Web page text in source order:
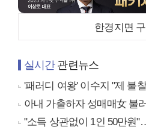
한경지면
실시간관련뉴스
'패러디 여왕' 이수지 "제 불
아내 가출하자 성매매女 불
"소득 상관없이 1인 50만원